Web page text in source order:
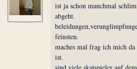
ist ja schon manchmal
abgeht.
feinsten.
maches mal frag ich mich
ist.
sind viele skatspieler auf